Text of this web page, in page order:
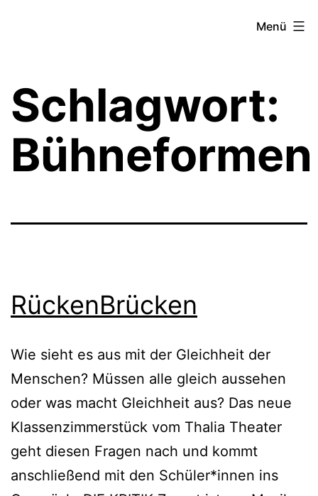
Menü
Schlagwort:
Bühneformen
RückenBrücken
Wie sieht es aus mit der Gleichheit der
Menschen? Müssen alle gleich aussehen
oder was macht Gleichheit aus? Das neue
Klassenzimmerstück vom Thalia Theater
geht diesen Fragen nach und kommt
anschließend mit den Schüler*innen ins